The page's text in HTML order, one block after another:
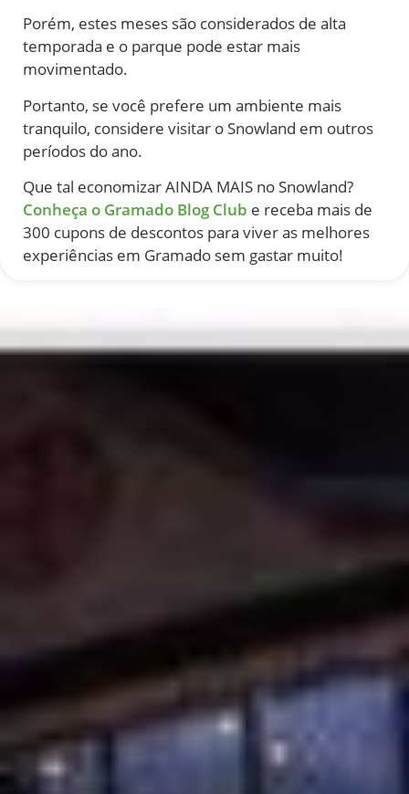
Porém, estes meses são considerados de alta
temporada e o parque pode estar mais
movimentado.
Portanto, se você prefere um ambiente mais
tranquilo, considere visitar o Snowland em outros
períodos do ano.
Que tal economizar AINDA MAIS no Snowland?
Conheça o Gramado Blog Club e receba mais de
300 cupons de descontos para viver as melhores
experiências em Gramado sem gastar muito!